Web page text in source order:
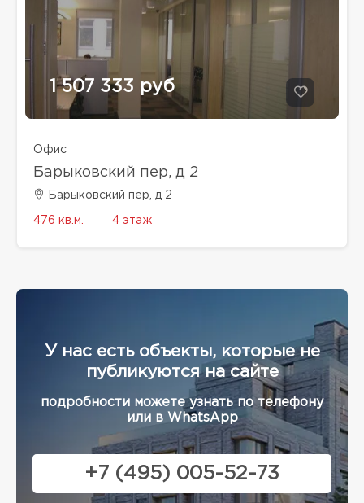
1 507 333 руб
Офис
Барыковский пер, д 2
Барыковский пер, д 2
476 кв.м. 4 этаж
У нас есть объекты, которые не
публикуются на сайте
подробности можете узнать по телефону
или в WhatsApp
+7 (495) 005-52-73